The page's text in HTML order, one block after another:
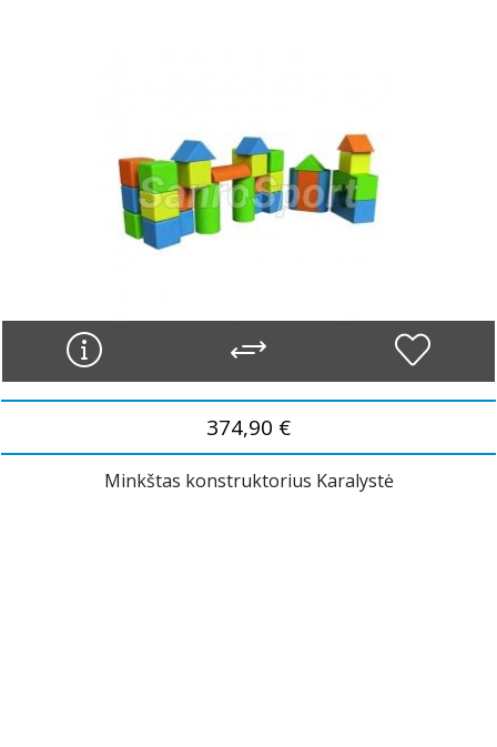
374,90 €
Minkštas konstruktorius Karalystė